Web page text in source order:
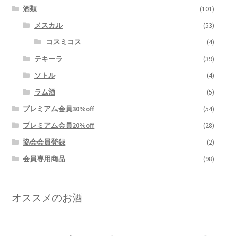
酒類
(101)
メスカル
(53)
コスミコス
(4)
テキーラ
(39)
ソトル
(4)
ラム酒
(5)
プレミアム会員30%off
(54)
プレミアム会員20%off
(28)
協会会員登録
(2)
会員専用商品
(98)
オススメのお酒